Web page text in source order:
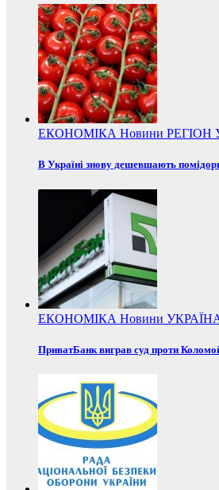
ЕКОНОМІКА Новини РЕГІОН
В Україні знову дешевшають
ЕКОНОМІКА Новини
ПриватБанк виграв суд проти